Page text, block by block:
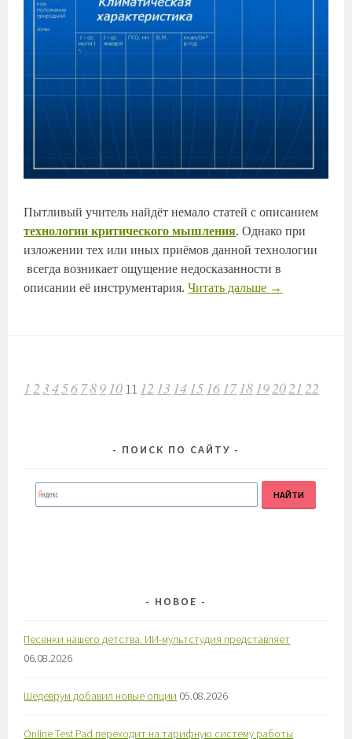
Пытливый учитель найдёт немало статей с описанием
технологии критического мышления. Однако при
изложении тех или иных приёмов данной технологии
всегда возникает ощущение недосказанности в
описании её инструментария.Читать дальше →
НАВИГАЦИЯ
ПО
1 23456 789 10 11 12 13 14 15 16 17 18 192021 22
ПОИСК ПО САЙТУ
НОВОЕ
Песенки нашего детства. ИИ-мультстудия представляет
06.08.2026
Шедеврум добавил новые опции 05.08.2026
Online Test Pad переходит на тарифную систему работы